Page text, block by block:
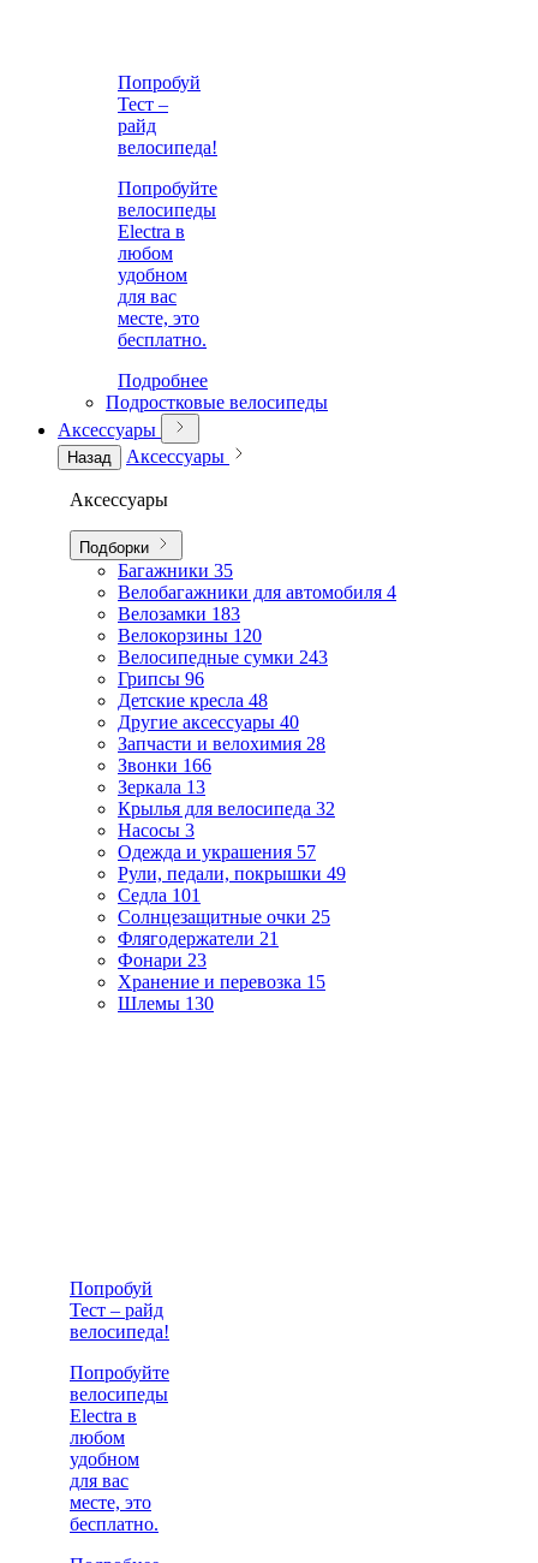
Попробуй
Тест –
райд
велосипеда!
Попробуйте
велосипеды
Electra в
любом
удобном
для вас
месте, это
бесплатно.
Подробнее
Подростковые велосипеды
Аксессуары
Назад Аксессуары
Аксессуары
Подборки
Багажники 35
Велобагажники для автомобиля 4
Велозамки 183
Велокорзины 120
Велосипедные сумки 243
Грипсы 96
Детские кресла 48
Другие аксессуары 40
Запчасти и велохимия 28
Звонки 166
Зеркала 13
Крылья для велосипеда 32
Насосы 3
Одежда и украшения 57
Рули, педали, покрышки 49
Седла 101
Солнцезащитные очки 25
Флягодержатели 21
Фонари 23
Хранение и перевозка 15
Шлемы 130
Попробуй
Тест – райд
велосипеда!
Попробуйте
велосипеды
Electra в
любом
удобном
для вас
месте, это
бесплатно.